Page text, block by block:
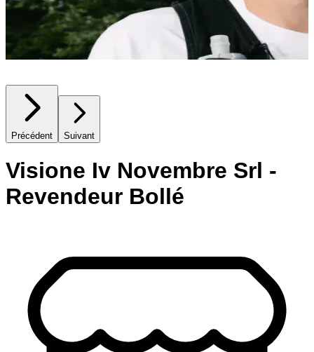
Précédent Suivant
Visione Iv Novembre Srl -
Revendeur Bollé